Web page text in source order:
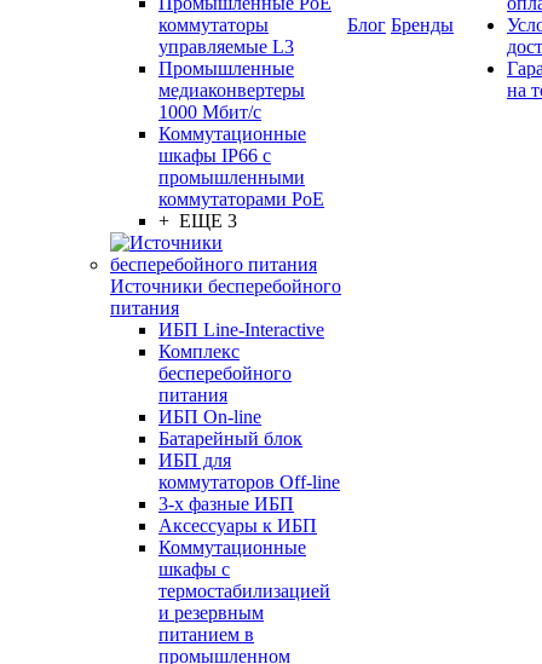
коммутаторы
управляемые L3
Промышленные
медиаконвертеры
1000 Мбит/с
Коммутационные
шкафы IP66 c
промышленными
коммутаторами PoE
+ ЕЩЕ 3
Источники бесперебойного
питания
ИБП Line-Interactive
Комплекс
бесперебойного
питания
ИБП On-line
Батарейный блок
ИБП для
коммутаторов Off-line
3-х фазные ИБП
Аксессуары к ИБП
Коммутационные
шкафы с
термостабилизацией
и резервным
питанием в
промышленном
Блог Бренды
на